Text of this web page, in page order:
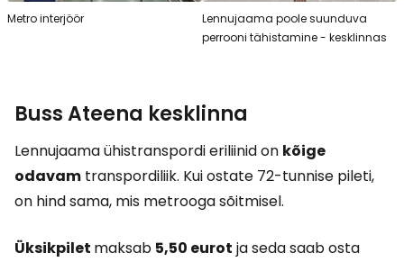
Metro interjöör
Lennujaama poole suunduva
perrooni tähistamine - kesklinnas
Buss Ateena kesklinna
Lennujaama ühistranspordi eriliinid on kõige
odavam transpordiliik. Kui ostate 72-tunnise pileti,
on hind sama, mis metrooga sõitmisel.
Üksikpilet maksab 5,50 eurot ja seda saab osta